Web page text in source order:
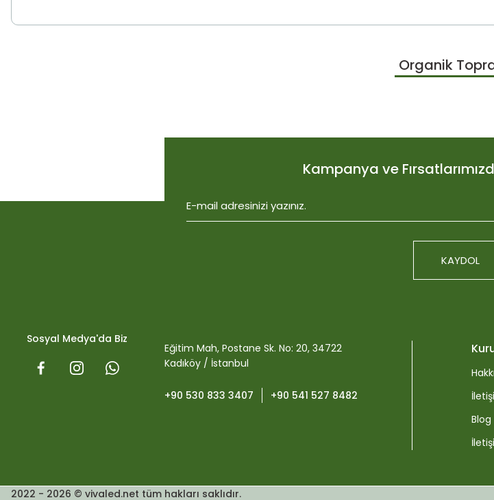
Bu ürüne ilk yorumu
Organik
Kampanya ve
KAYDOL
Sosyal Medya'da Biz
Eğitim Mah, Postane Sk. No: 20, 34722
Kadıköy / İstanbul
+90 530 833 3407 +90 541 527 8482
Blog
2022 - 2026 © vivaled.net tüm hakları saklıdır.